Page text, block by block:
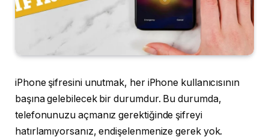
iPhone şifresini unutmak, her iPhone kullanıcısının
başına gelebilecek bir durumdur. Bu durumda,
telefonunuzu açmanız gerektiğinde şifreyi
hatırlamıyorsanız, endişelenmenize gerek yok.